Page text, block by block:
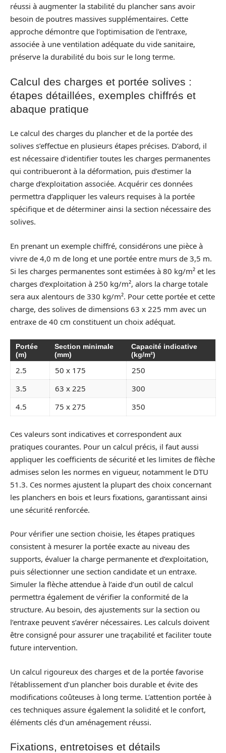
réussi à augmenter la stabilité du plancher sans avoir
besoin de poutres massives supplémentaires. Cette
approche démontre que l’optimisation de l’entraxe,
associée à une ventilation adéquate du vide sanitaire,
préserve la durabilité du bois sur le long terme.
Calcul des charges et portée solives :
étapes détaillées, exemples chiffrés et
abaque pratique
Le calcul des charges du plancher et de la portée des
solives s’effectue en plusieurs étapes précises. D’abord, il
est nécessaire d’identifier toutes les charges permanentes
qui contribueront à la déformation, puis d’estimer la
charge d’exploitation associée. Acquérir ces données
permettra d’appliquer les valeurs requises à la portée
spécifique et de déterminer ainsi la section nécessaire des
solives.
En prenant un exemple chiffré, considérons une pièce à
vivre de 4,0 m de long et une portée entre murs de 3,5 m.
Si les charges permanentes sont estimées à 80 kg/m² et les
charges d’exploitation à 250 kg/m², alors la charge totale
sera aux alentours de 330 kg/m². Pour cette portée et cette
charge, des solives de dimensions 63 x 225 mm avec un
entraxe de 40 cm constituent un choix adéquat.
Portée
(m)
Section minimale
(mm)
Capacité indicative
(kg/m²)
2.5 50 x 175
250
3.5
63 x 225
300
4.5
75 x 275 350
Ces valeurs sont indicatives et correspondent aux
pratiques courantes. Pour un calcul précis, il faut aussi
appliquer les coefficients de sécurité et les limites de flèche
admises selon les normes en vigueur, notamment le DTU
51.3. Ces normes ajustent la plupart des choix concernant
les planchers en bois et leurs fixations, garantissant ainsi
une sécurité renforcée.
Pour vérifier une section choisie, les étapes pratiques
consistent à mesurer la portée exacte au niveau des
supports, évaluer la charge permanente et d’exploitation,
puis sélectionner une section candidate et un entraxe.
Simuler la flèche attendue à l’aide d’un outil de calcul
permettra également de vérifier la conformité de la
structure. Au besoin, des ajustements sur la section ou
l’entraxe peuvent s’avérer nécessaires. Les calculs doivent
être consigné pour assurer une traçabilité et faciliter toute
future intervention.
Un calcul rigoureux des charges et de la portée favorise
l’établissement d’un plancher bois durable et évite des
modifications coûteuses à long terme. L’attention portée à
ces techniques assure également la solidité et le confort,
éléments clés d’un aménagement réussi.
Fixations, entretoises et détails